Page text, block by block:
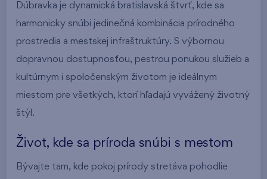
Dúbravka je dynamická bratislavská štvrť, kde sa
harmonicky snúbi jedinečná kombinácia prírodného
prostredia a mestskej infraštruktúry. S výbornou
dopravnou dostupnosťou, pestrou ponukou služieb a
kultúrnym i spoločenským životom je ideálnym
miestom pre všetkých, ktorí hľadajú vyvážený životný
štýl.
Život, kde sa príroda snúbi s mestom
Bývajte tam, kde pokoj prírody stretáva pohodlie